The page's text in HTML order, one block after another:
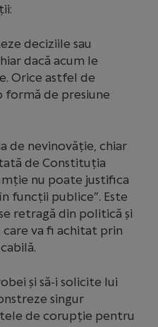
deciziile sau
dacă acum le
Orice astfel de
de presiune
de nevinovăție, chiar
de Constituția
nu poate justifica
funcții publice”. Este
retragă din politică și
care va fi achitat prin
și să-i solicite lui
singur
de corupție pentru